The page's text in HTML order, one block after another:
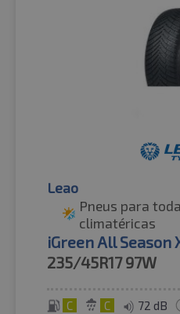
Leao
Pneus para
climatéricas
iGreen All Season
235/45R17 97W
C C 72 dB